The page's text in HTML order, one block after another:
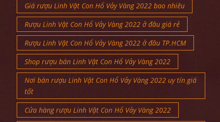
Giá rượu Linh Vật Con Hổ Vảy Vàng 2022 bao nhiêu
Rượu Linh Vật Con Hổ Vảy Vàng 2022 ở đâu giá rẻ
Rượu Linh Vật Con Hổ Vảy Vàng 2022 ở đâu TP.HCM
Shop rượu bán Linh Vật Con Hổ Vảy Vàng 2022
Nơi bán rượu Linh Vật Con Hổ Vảy Vàng 2022 uy tín giá
tốt
Cửa hàng rượu Linh Vật Con Hổ Vảy Vàng 2022